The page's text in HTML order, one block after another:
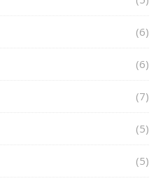
(6)
(6)
(7)
(5)
(5)